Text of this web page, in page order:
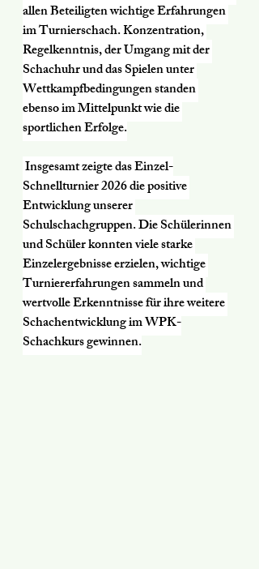
allen Beteiligten wichtige Erfahrungen
im Turnierschach. Konzentration,
Regelkenntnis, der Umgang mit der
Schachuhr und das Spielen unter
Wettkampfbedingungen standen
ebenso im Mittelpunkt wie die
sportlichen Erfolge.
Schnellturnier 2026 die positive
Entwicklung unserer
Schulschachgruppen. Die Schülerinnen
und Schüler konnten viele starke
Einzelergebnisse erzielen, wichtige
Turniererfahrungen sammeln und
wertvolle Erkenntnisse für ihre weitere
Schachentwicklung im WPK-
Schachkurs gewinnen.